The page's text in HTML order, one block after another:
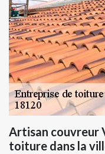
Artisan couvreur
toiture dans la